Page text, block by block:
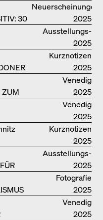
Neuerscheinungen
30
2025
Ausstellungs­
kataloge
2025
Kurznotizen
2025
Venedig
ZUM
2025
Venedig
2025
Kurznotizen
2025
Ausstellungs­
kataloge
2025
Fotografie
2025
Venedig
2025